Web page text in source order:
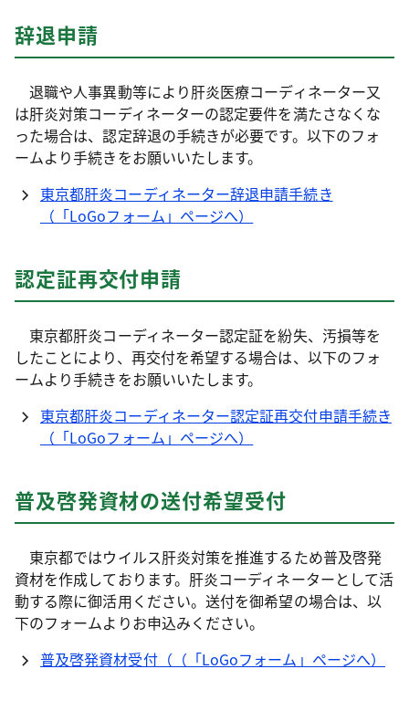
辞退申請
退職や人事異動等により肝炎医療コーディネーター又
は肝炎対策コーディネーターの認定要件を満たさなくな
った場合は、認定辞退の手続きが必要です。以下のフォ
ームより手続きをお願いいたします。
東京都肝炎コーディネーター辞退申請手続き
（「LoGoフォーム」ページへ）
認定証再交付申請
東京都肝炎コーディネーター認定証を紛失、汚損等を
したことにより、再交付を希望する場合は、以下のフォ
ームより手続きをお願いいたします。
東京都肝炎コーディネーター認定証再交付申請手続き
（「LoGoフォーム」ページへ）
普及啓発資材の送付希望受付
東京都ではウイルス肝炎対策を推進するため普及啓発
資材を作成しております。肝炎コーディネーターとして活
動する際に御活用ください。送付を御希望の場合は、以
下のフォームよりお申込みください。
普及啓発資材受付（（「LoGoフォーム」ページへ）